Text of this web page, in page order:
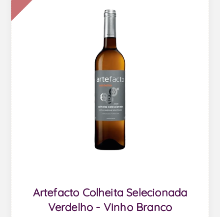
Artefacto Colheita Selecionada
Verdelho - Vinho Branco